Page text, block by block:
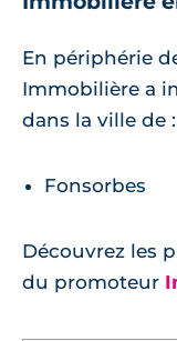
En périphérie
Immobilière a
dans la ville de :
Fonsorbes
Découvrez les
du promoteur